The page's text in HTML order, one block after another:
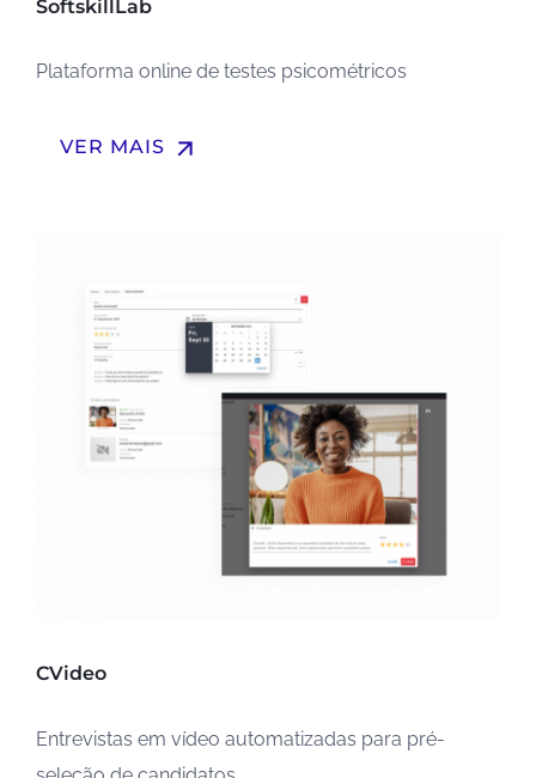
SoftskillLab
Plataforma online de testes psicométricos
VER MAIS arrow_upward
CVideo
Entrevistas em vídeo automatizadas para pré-